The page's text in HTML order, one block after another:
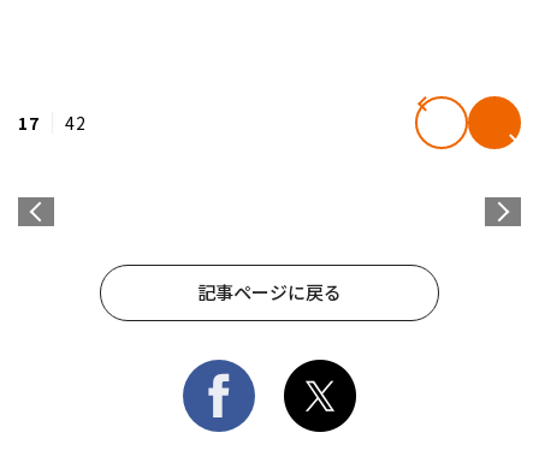
17 42
記事ページに戻る